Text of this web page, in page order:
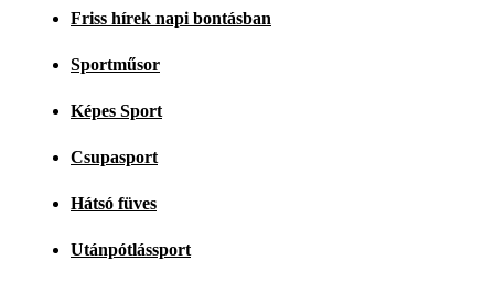
Friss hírek napi bontásban
Sportműsor
Képes Sport
Csupasport
Hátsó füves
Utánpótlássport